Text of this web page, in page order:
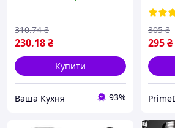
транспортування
230.18₴
310.74 ₴
Купити
Ваша Кухня 93%
дизайн
295₴
305 ₴